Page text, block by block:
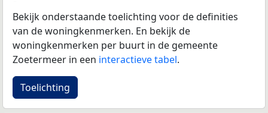
Bekijk onderstaande toelichting voor de definities
van de woningkenmerken. En bekijk de
woningkenmerken per buurt in de gemeente
Zoetermeer in een interactieve tabel.
Toelichting